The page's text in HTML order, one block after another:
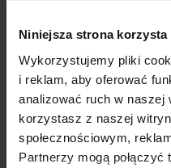
Niniejsza strona
Wykorzystujemy pliki
i reklam, aby oferować
analizować ruch w naszej
korzystasz z naszej
społecznościowym,
Partnerzy mogą
5
Polecam szybko
Zostałem świetnie
wczoraj
Alicja